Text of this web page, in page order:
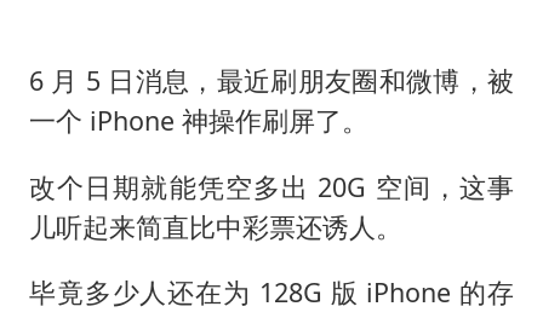
21楼高空抛物嫌疑人被拘留
女子开一天一夜空调后二氧化碳中毒
命案逃犯躲进深山21年活得像野人
6 月 5 日消息，最近刷朋友圈和微博，被
一个 iPhone 神操作刷屏了。
改个日期就能凭空多出 20G 空间，这事
儿听起来简直比中彩票还诱人。
毕竟多少人还在为 128G 版 iPhone 的存